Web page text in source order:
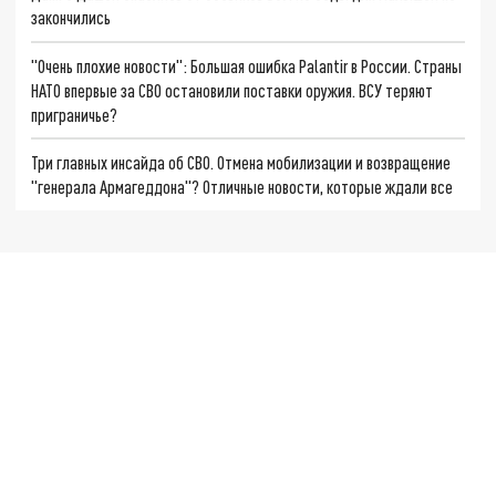
закончились
"Очень плохие новости": Большая ошибка Palantir в России. Страны
НАТО впервые за СВО остановили поставки оружия. ВСУ теряют
приграничье?
Три главных инсайда об СВО. Отмена мобилизации и возвращение
"генерала Армагеддона"? Отличные новости, которые ждали все